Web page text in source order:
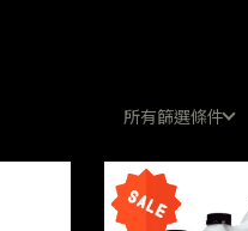
所有篩選條件